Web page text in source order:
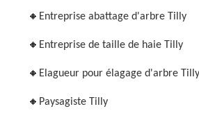
Entreprise abattage d'arbre Tilly
Entreprise de taille de haie Tilly
Elagueur pour élagage d'arbre Tilly
Paysagiste Tilly